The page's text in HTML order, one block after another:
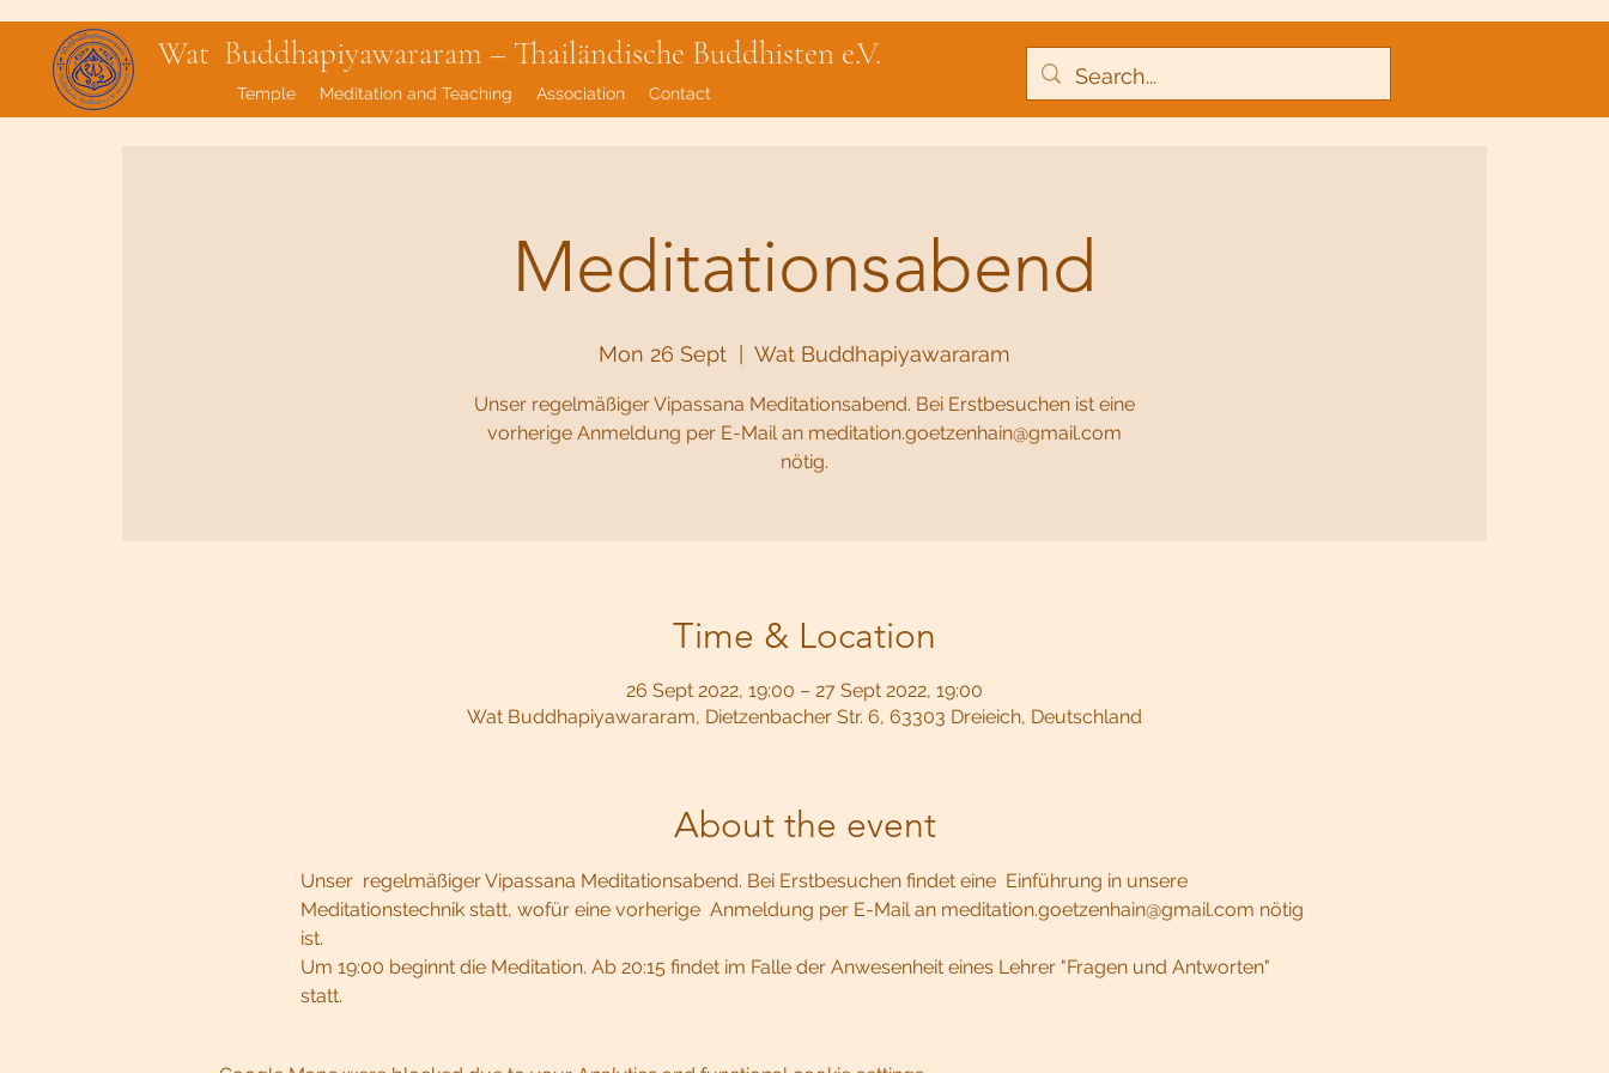
Wat Buddhapiyawararam – Thailändische Buddhisten e.V.
Temple Meditation and Teaching Association Contact
Meditationsabend
Mon 26 Sept Wat Buddhapiyawararam
Unser regelmäßiger Vipassana Meditationsabend. Bei Erstbesuchen ist eine
vorherige Anmeldung per E-Mail an meditation.goetzenhain@gmail.com
nötig.
Time & Location
26 Sept 2022, 19:00 – 27 Sept 2022, 19:00
Wat Buddhapiyawararam, Dietzenbacher Str. 6, 63303 Dreieich, Deutschland
About the event
Unser  regelmäßiger Vipassana Meditationsabend. Bei Erstbesuchen findet eine  Einführung in unsere
Meditationstechnik statt, wofür eine vorherige  Anmeldung per E-Mail an meditation.goetzenhain@gmail.com nötig
ist.
Um 19:00 beginnt die Meditation. Ab 20:15 findet im Falle der Anwesenheit eines Lehrer "Fragen und Antworten"
statt.